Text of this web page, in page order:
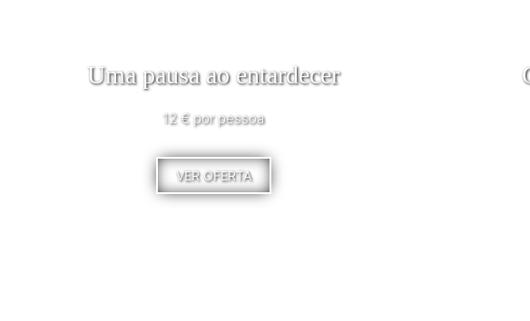
Uma pausa ao entardecer
12 € por pessoa
VER OFERTA